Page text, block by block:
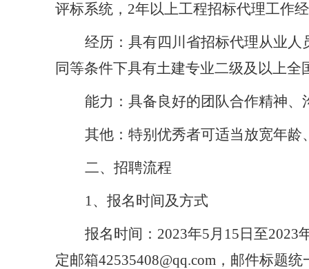
评标系统， 2年以上工程招标代理工作
经历：具有四川省招标代理从业
同等条件下具有土建专业二级及以上
能力：具备良好的团队合作精神
其他：特别优秀者可适当放宽年龄
二、招聘流程
1、报名时间及方式
报名时间： 2023年5月 15 日至2023
定邮箱42535408@qq.com，邮件标题